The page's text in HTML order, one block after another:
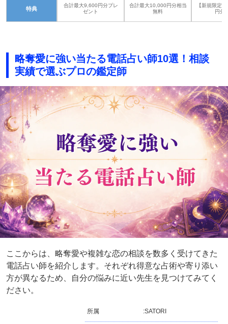
特典
合計最大9,600円分プレ
ゼント
合計最大10,000円分相当
無料
【新規限定
円分
略奪愛に強い当たる電話占い師10選！相談
実績で選ぶプロの鑑定師
ここからは、略奪愛や複雑な恋の相談を数多く受けてきた
電話占い師を紹介します。それぞれ得意な占術や寄り添い
方が異なるため、自分の悩みに近い先生を見つけてみてく
ださい。
所属 :SATORI